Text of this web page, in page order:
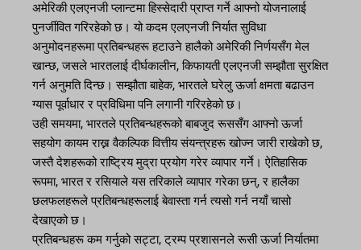
अमेरिकी एलएनजी प्लान्टमा हिस्सेदारी प्राप्त गर्ने आफ्नो योजनालाई
पुनर्जीवित गरिरहेको छ। यो कदम एलएनजी निर्यात सुविधा
अनुमोदनहरूमा प्रतिबन्धहरू हटाउने हालैको अमेरिकी निर्णयसँग मेल
खान्छ, जसले भारतलाई दीर्घकालीन, किफायती एलएनजी सम्झौता सुरक्षित
गर्न अनुमति दिन्छ। सम्झौता बाहेक, भारतले घरेलु ऊर्जा क्षमता बढाउन
ग्यास पूर्वाधार र प्रविधिमा पनि लगानी गरिरहेको छ।
उही समयमा, भारतले प्रतिबन्धहरूको बाबजुद रूससँग आफ्नो ऊर्जा
सहयोग कायम राख्न वैकल्पिक वित्तीय संयन्त्रहरू खोज्न जारी राखेको छ,
जस्तै देशहरूको राष्ट्रिय मुद्रा प्रयोग गरेर व्यापार गर्ने। ऐतिहासिक
रूपमा, भारत र रसियाले यस तरिकाले व्यापार गरेका छन्, र हालैका
छलफलहरूले प्रतिबन्धहरूलाई बेवास्ता गर्न त्यसो गर्न नयाँ चासो
देखाएको छ।
प्रतिबन्धहरू कम गर्नुको सट्टा, ट्रम्प प्रशासनले रूसी ऊर्जा निर्यातमा